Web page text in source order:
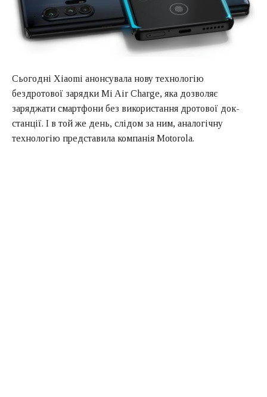
Сьогодні Xiaomi анонсувала нову технологію
бездротової зарядки Mi Air Charge, яка дозволяє
заряджати смартфони без використання дротової док-
станції. І в той же день, слідом за ним, аналогічну
технологію представила компанія Motorola.